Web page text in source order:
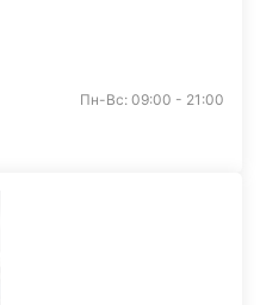
Пн-Вс: 09:00 - 21:00